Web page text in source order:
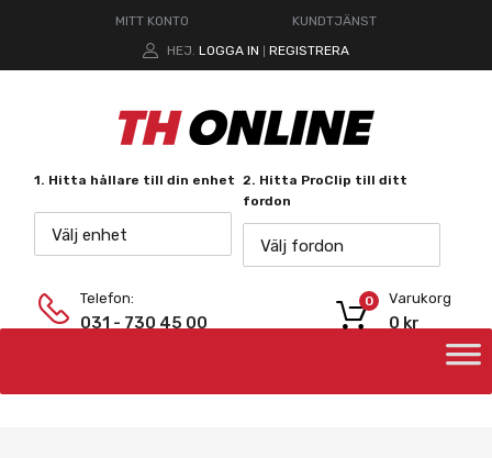
MITT KONTO
KUNDTJÄNST
HEJ. LOGGA IN REGISTRERA
1. Hitta hållare till din enhet
Välj enhet
2. Hitta ProClip till ditt
fordon
Välj fordon
Telefon:
031 - 730 45 00
Varukorg
0 kr
0